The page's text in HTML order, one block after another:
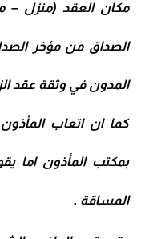
مكان العقد (منزل
الصداق من مؤخر
المدون في وثقة عقد
كما ان اتعاب
بمكتب المأذون اما
المساقة .